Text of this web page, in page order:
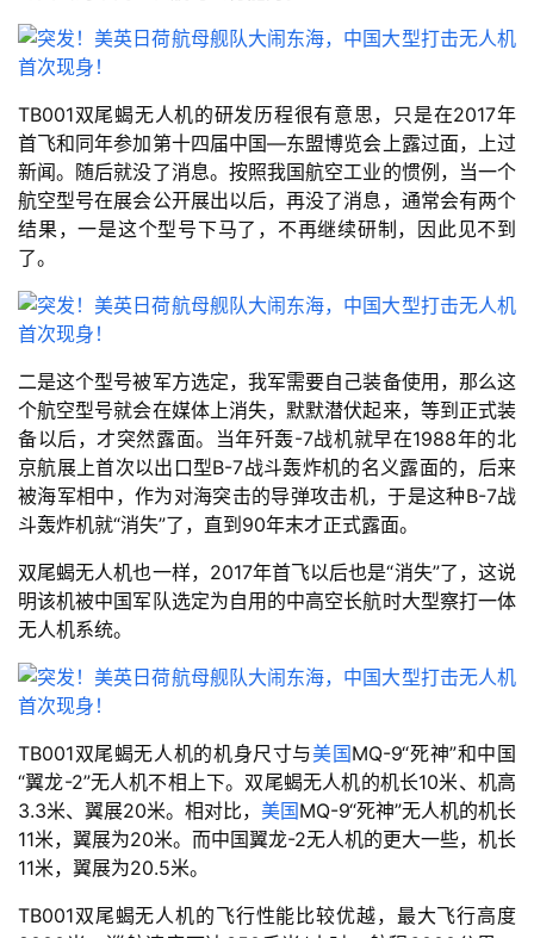
TB001双尾蝎无人机的研发历程很有意思，只是在2017年
首飞和同年参加第十四届中国—东盟博览会上露过面，上过
新闻。随后就没了消息。按照我国航空工业的惯例，当一个
航空型号在展会公开展出以后，再没了消息，通常会有两个
结果，一是这个型号下马了，不再继续研制，因此见不到
了。
二是这个型号被军方选定，我军需要自己装备使用，那么这
个航空型号就会在媒体上消失，默默潜伏起来，等到正式装
备以后，才突然露面。当年歼轰-7战机就早在1988年的北
京航展上首次以出口型B-7战斗轰炸机的名义露面的，后来
被海军相中，作为对海突击的导弹攻击机，于是这种B-7战
斗轰炸机就“消失”了，直到90年末才正式露面。
双尾蝎无人机也一样，2017年首飞以后也是“消失”了，这说
明该机被中国军队选定为自用的中高空长航时大型察打一体
无人机系统。
TB001双尾蝎无人机的机身尺寸与美国MQ-9“死神”和中国
“翼龙-2”无人机不相上下。双尾蝎无人机的机长10米、机高
3.3米、翼展20米。相对比， 美国MQ-9“死神”无人机的机长
11米，翼展为20米。而中国翼龙-2无人机的更大一些，机长
11米，翼展为20.5米。
TB001双尾蝎无人机的飞行性能比较优越，最大飞行高度